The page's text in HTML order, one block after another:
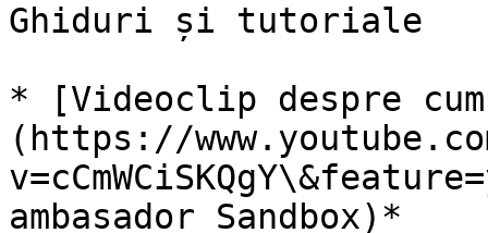
Ghiduri și tutoriale
* [Videoclip despre
(https://
ambasador Sandbox)*